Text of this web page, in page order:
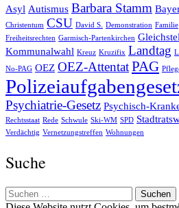
Asyl Autismus Barbara Stamm
Christentum CSU David S. Demonstration Familie
Freiheitsrechten Garmisch-Partenkirchen
Kommunalwahl Kreuz Kruzifix Landtag
No-PAG OEZ OEZ-AttentatPAG
Psychiatrie-Gesetz Psychisch-
Rechtsstaat Rede Schwule Ski-WM SPD
Verdächtig Vernetzungstreffen Wohnungen
Suche
Suchen
nach: